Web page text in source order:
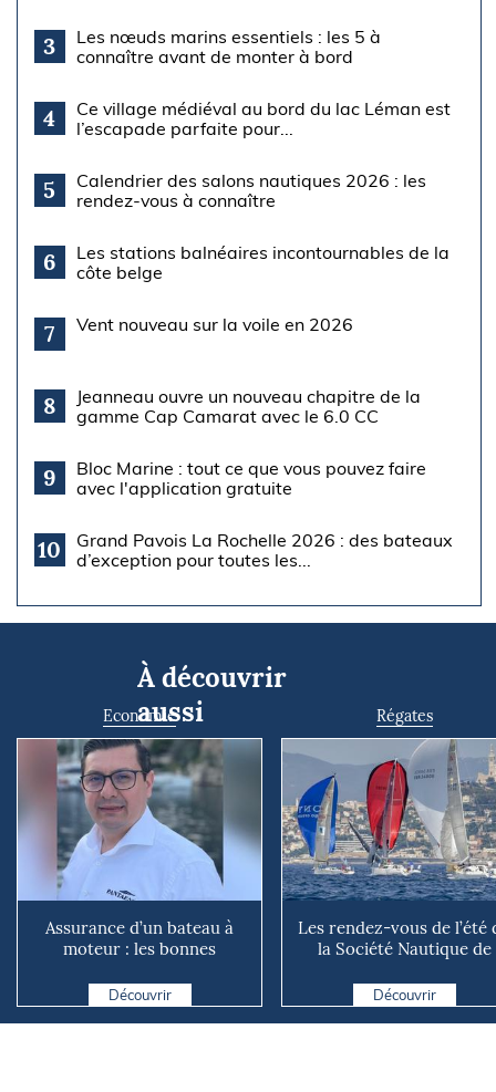
3
Les nœuds marins essentiels : les 5 à
connaître avant de monter à bord
4
Ce village médiéval au bord du lac Léman est
l’escapade parfaite pour...
5
Calendrier des salons nautiques 2026 : les
rendez-vous à connaître
6
Les stations balnéaires incontournables de la
côte belge
7 Vent nouveau sur la voile en 2026
8
Jeanneau ouvre un nouveau chapitre de la
gamme Cap Camarat avec le 6.0 CC
9
Bloc Marine : tout ce que vous pouvez faire
avec l'application gratuite
10
Grand Pavois La Rochelle 2026 : des bateaux
d’exception pour toutes les...
À découvrir
aussi
Economie
Assurance d’un bateau à
moteur : les bonnes
d...
Découvrir
Régates
Les rendez-vous de l’été
la Société Nautique de
Découvrir